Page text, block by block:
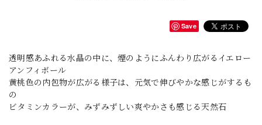
Save
透明感あふれる水晶の中に、煙のようにふんわり広がるイエロー
アンフィボール
黄桃色の内包物が広がる様子は、元気で伸びやかな感じがするも
の
ビタミンカラーが、みずみずしい爽やかさも感じる天然石